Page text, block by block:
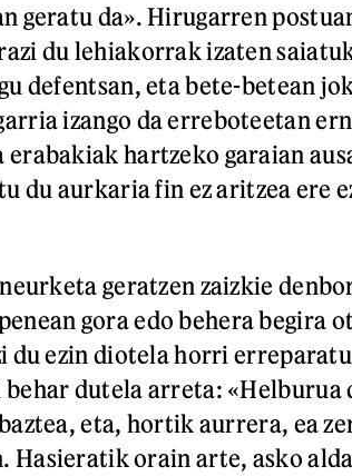
geratu da». Hirugarren
du lehiakorrak izaten
defentsan, eta bete-betean
izango da erreboteetan
erabakiak hartzeko garaian
du aurkaria fin ez aritzea ere
geratzen zaizkie
gora edo behera begira
du ezin diotela horri
dutela arreta: «Helburua
eta, hortik aurrera, ea
Hasieratik orain arte, asko